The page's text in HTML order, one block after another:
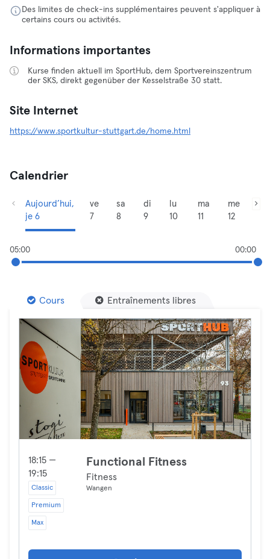
Des limites de check-ins supplémentaires peuvent s'appliquer à
certains cours ou activités.
Informations importantes
Kurse finden aktuell im SportHub, dem Sportvereinszentrum
der SKS, direkt gegenüber der Kesselstraße 30 statt.
Site Internet
https://www.sportkultur-stuttgart.de/home.html
Calendrier
Aujourd’hui,
je 6
ve
7
sa
8
di
9
lu
10
ma
11
me
12
05:00 00:00
Cours Entraînements libres
18:15 —
19:15
Classic
Premium
Max
Functional Fitness
Fitness
Wangen